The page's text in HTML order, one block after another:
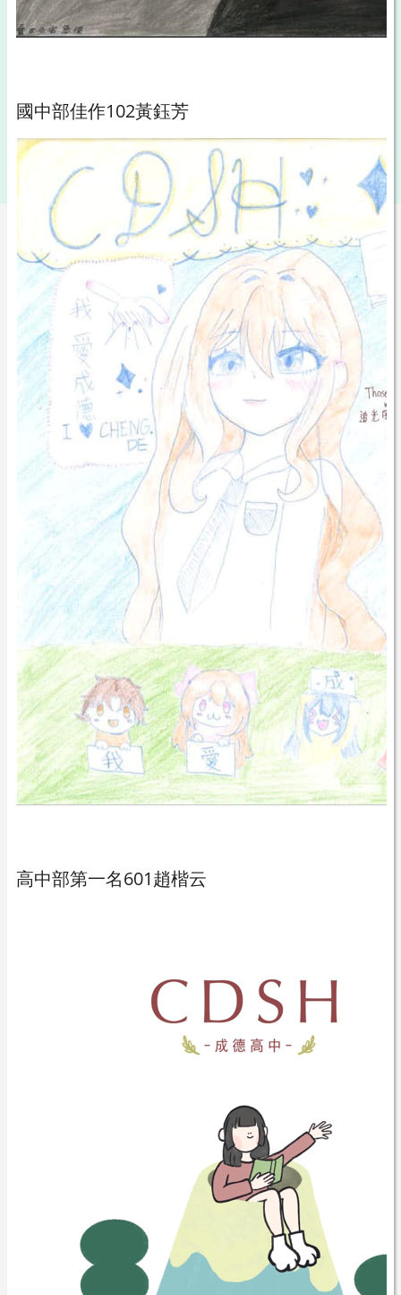
國中部佳作102黃鈺芳
高中部第一名601趙楷云